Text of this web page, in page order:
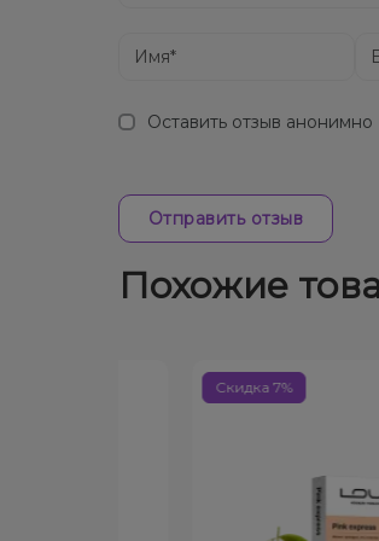
Оставить отзыв анонимно
Отправить отзыв
Похожие
Скидка 7%